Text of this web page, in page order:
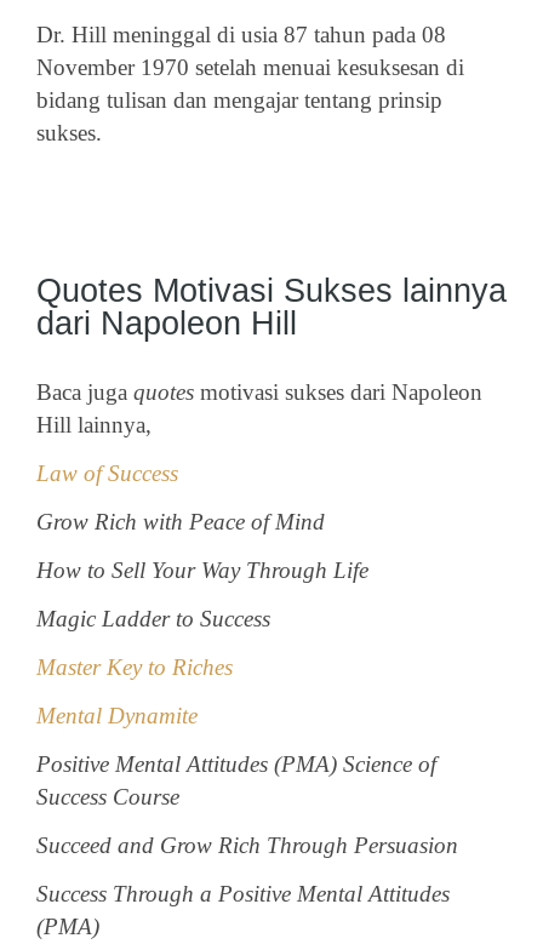
Dr. Hill meninggal di usia 87 tahun pada 08
November 1970 setelah menuai kesuksesan di
bidang tulisan dan mengajar tentang prinsip
sukses.
Quotes Motivasi Sukses lainnya
dari Napoleon Hill
Baca juga quotes motivasi sukses dari Napoleon
Hill lainnya,
Law of Success
Grow Rich with Peace of Mind
How to Sell Your Way Through Life
Magic Ladder to Success
Master Key to Riches
Mental Dynamite
Positive Mental Attitudes (PMA) Science of
Success Course
Succeed and Grow Rich Through Persuasion
Success Through a Positive Mental Attitudes
(PMA)